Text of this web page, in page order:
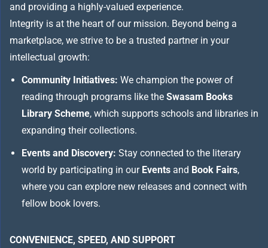
and providing a highly-valued experience.
Integrity is at the heart of our mission. Beyond being a
marketplace, we strive to be a trusted partner in your
intellectual growth:
Community Initiatives: We champion the power of
reading through programs like the Swasam Books
Library Scheme, which supports schools and libraries in
expanding their collections.
Events and Discovery: Stay connected to the literary
world by participating in our Events and Book Fairs,
where you can explore new releases and connect with
fellow book lovers.
CONVENIENCE, SPEED, AND SUPPORT